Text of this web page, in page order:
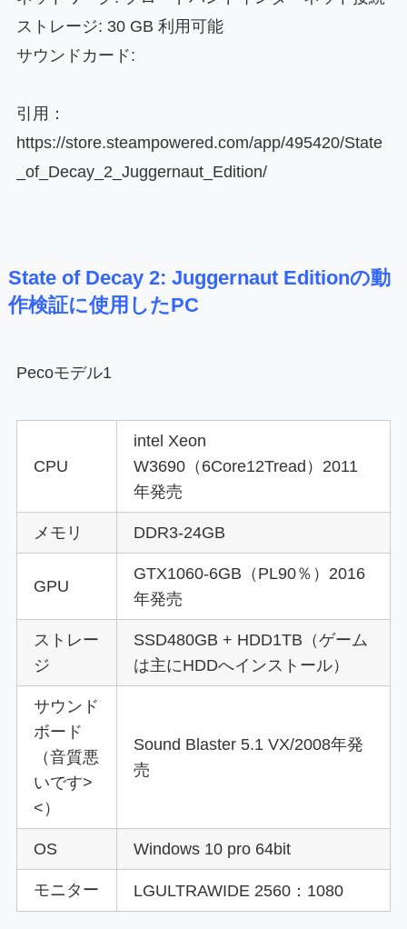
ストレージ: 30 GB 利用可能
サウンドカード:
引用：
https://store.steampowered.com/app/495420/State
_of_Decay_2_Juggernaut_Edition/
State of Decay 2: Juggernaut Editionの動
作検証に使用したPC
Pecoモデル1
CPU
intel Xeon
W3690（6Core12Tread）2011
年発売
メモリ DDR3-24GB
GPU
GTX1060-6GB（PL90％）2016
年発売
ストレー
ジ
SSD480GB + HDD1TB（ゲーム
は主にHDDへインストール）
サウンド
ボード
（音質悪
いです>
<）
Sound Blaster 5.1 VX/2008年発
売
OS Windows 10 pro 64bit
モニター LGULTRAWIDE 2560：1080